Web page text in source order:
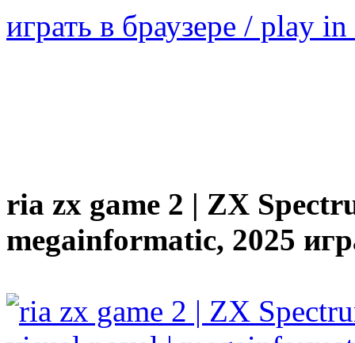
играть в браузере / play
ria zx game 2 | ZX
megainformatic, 2025